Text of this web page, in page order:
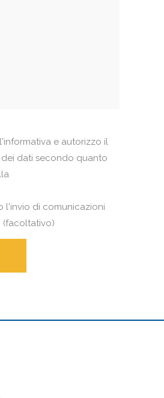
e autorizzo il
dati secondo quanto
l'invio di comunicazioni
(facoltativo)